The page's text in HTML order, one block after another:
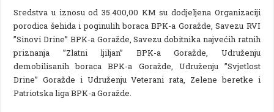
Sredstva u iznosu od 35.400,00 KM su dodjeljena Organizaciji
porodica šehida i poginulih boraca BPK-a Goražde, Savezu RVI
”Sinovi Drine” BPK-a Goražde, Savezu dobitnika najvećih ratnih
priznanja ”Zlatni ljiljan” BPK-a Goražde, Udruženju
demobilisanih boraca BPK-a Goražde, Udruženju ”Svjetlost
Drine” Goražde i Udruženju Veterani rata, Zelene beretke i
Patriotska liga BPK-a Goražde.